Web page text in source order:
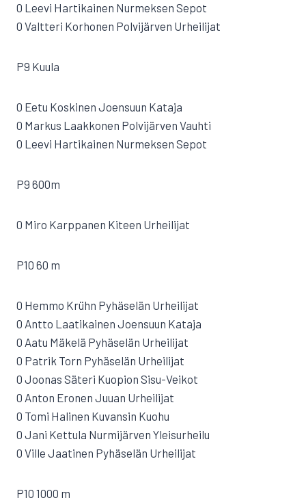
0 Leevi Hartikainen Nurmeksen Sepot
0 Valtteri Korhonen Polvijärven Urheilijat
P9 Kuula
0 Eetu Koskinen Joensuun Kataja
0 Markus Laakkonen Polvijärven Vauhti
0 Leevi Hartikainen Nurmeksen Sepot
P9 600m
0 Miro Karppanen Kiteen Urheilijat
P10 60 m
0 Hemmo Krühn Pyhäselän Urheilijat
0 Antto Laatikainen Joensuun Kataja
0 Aatu Mäkelä Pyhäselän Urheilijat
0 Patrik Torn Pyhäselän Urheilijat
0 Joonas Säteri Kuopion Sisu-Veikot
0 Anton Eronen Juuan Urheilijat
0 Tomi Halinen Kuvansin Kuohu
0 Jani Kettula Nurmijärven Yleisurheilu
0 Ville Jaatinen Pyhäselän Urheilijat
P10 1000 m